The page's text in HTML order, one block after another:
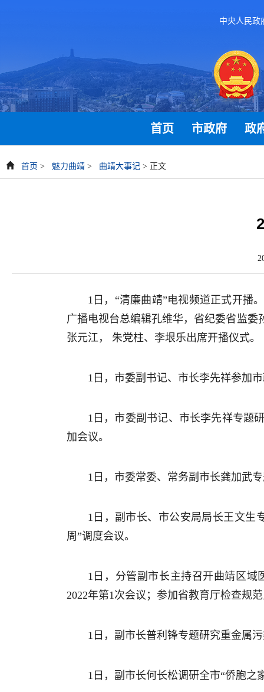
中央人民政
首页 市政府 政
首页 > 魅力曲靖 > 曲靖大事记 > 正文
1日，“清廉曲靖”电视频道正式开播
广播电视台总编辑孔维华，省纪委省监
张元江， 朱党柱、李垠乐出席开播仪式。
1日，市委副书记、市长李先祥参加
1日，市委副书记、市长李先祥专题
加会议。
1日，市委常委、常务副市长龚加武
1日，副市长、市公安局局长王文生
周”调度会议。
1日，分管副市长主持召开曲靖区
2022年第1次会议；参加省教育厅检查规
1日，副市长普利锋专题研究重金属
1日，副市长何长松调研全市“侨胞之